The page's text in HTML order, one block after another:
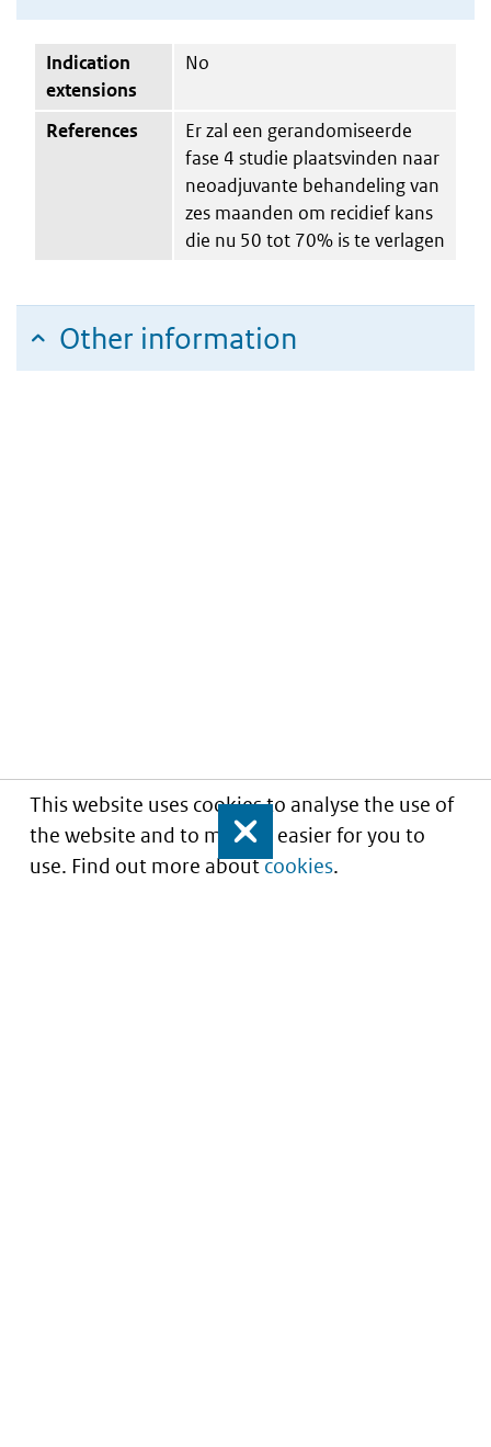
This website uses cookies to analyse the use of
the website and to make it easier for you to
use. Find out more aboutcookies.
Close
Indication
extensions
No
References
Er zal een gerandomiseerde
fase 4 studie plaatsvinden naar
neoadjuvante behandeling van
zes maanden om recidief kans
die nu 50 tot 70% is te verlagen
Other information